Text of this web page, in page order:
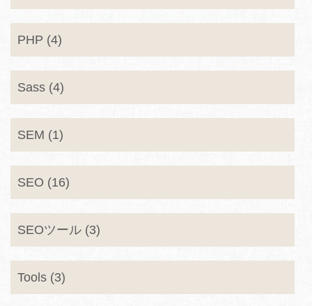
PHP (4)
Sass (4)
SEM (1)
SEO (16)
SEOツール (3)
Tools (3)